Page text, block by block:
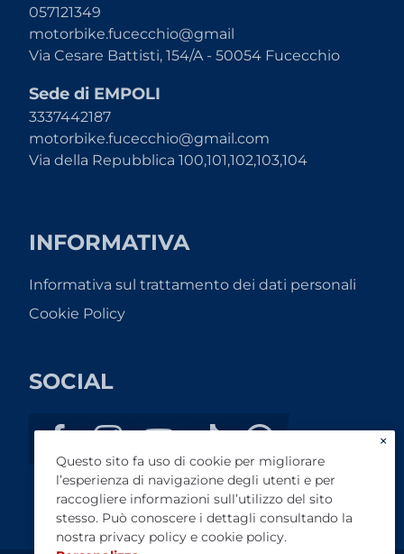
057121349
motorbike.fucecchio@gmail
Via Cesare Battisti, 154/A - 50054 Fucecchio
Sede di EMPOLI
3337442187
motorbike.fucecchio@gmail.com
Via della Repubblica 100,101,102,103,104
INFORMATIVA
Informativa sul trattamento dei dati personali
Cookie Policy
SOCIAL
×
Questo sito fa uso di cookie per migliorare
l’esperienza di navigazione degli utenti e per
raccogliere informazioni sull’utilizzo del sito
stesso. Può conoscere i dettagli consultando la
nostra privacy policy e cookie policy.